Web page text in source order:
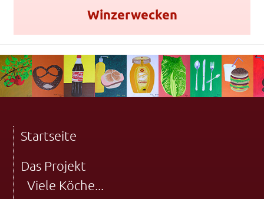
Winzerwecken
Startseite
Das Projekt
Viele Köche...